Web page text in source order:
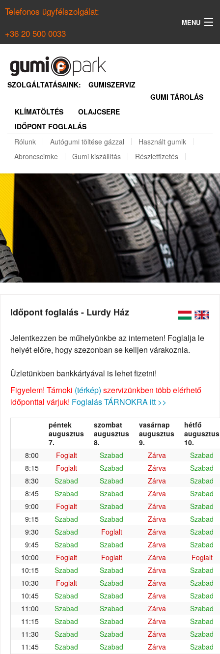
Telefonos ügyfélszolgálat:
+36 20 500 0033
MENU
NYÁRI GUMI KERESŐ
REGISZTRÁCIÓ
SZOLGÁLTATÁSAINK:
GUMISZERVIZ
GUMI TÁROLÁS
KLÍMATÖLTÉS
OLAJCSERE
IDŐPONT FOGLALÁS
Rólunk
Autógumi töltése gázzal
Használt gumik
Abroncscimke
Gumi kiszállítás Részletfizetés
Időpont foglalás - Lurdy Ház
Jelentkezzen be műhelyünkbe az interneten! Foglalja le
helyét előre, hogy szezonban se kelljen várakoznia.
Üzletünkben bankkártyával is lehet fizetni!
Figyelem! Tárnoki (térkép) szervizünkben több elérhető
időponttal várjuk! Foglalás TÁRNOKRA itt >>
péntek
augusztus
7.
szombat
augusztus
8.
vasárnap
augusztus
9.
hétfő
augusztus
10.
8:00
Foglalt Szabad Zárva
Szabad
8:15
Foglalt Szabad Zárva
Szabad
8:30
Szabad Szabad Zárva
Szabad
8:45
Szabad Szabad Zárva
Szabad
9:00
Foglalt Szabad Zárva
Szabad
9:15
Szabad Szabad Zárva
Szabad
9:30
Szabad Foglalt Zárva
Szabad
9:45
Szabad Szabad Zárva
Szabad
10:00
Foglalt Foglalt Zárva
Foglalt
10:15
Szabad Szabad Zárva
Szabad
10:30
Foglalt Szabad Zárva
Szabad
10:45
Szabad Szabad Zárva
Szabad
11:00
Szabad Szabad Zárva
Szabad
11:15
Szabad Szabad Zárva
Szabad
11:30
Szabad Szabad Zárva
Szabad
11:45
Szabad Szabad Zárva
Szabad